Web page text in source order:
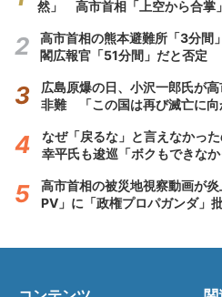
然」 高市首相「上空から合掌
高市首相の熊本避難所「3分
閣広報官「51分間」だと否定
広島原爆の日、小沢一郎氏が
非難 「この国は再び滅亡に向
なぜ「戻るな」と言えなかっ
幸平氏も逡巡「ボクもできなか
高市首相の被災地視察動画が
PV」に「政権プロパガンダ」